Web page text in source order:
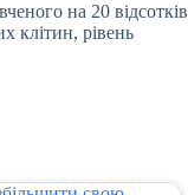
на 20 відсотків
клітин, рівень